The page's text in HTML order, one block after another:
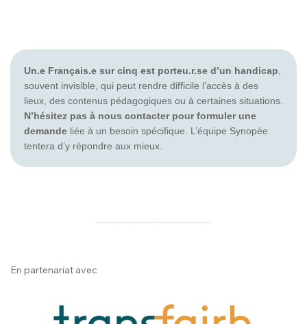
Un.e Français.e sur cinq est porteu.r.se d’un handicap
souvent invisible, qui peut rendre difficile l’accès à des
lieux, des contenus pédagogiques ou à certaines situations.
N’hésitez pas à nous contacter pour formuler une
demande liée à un besoin spécifique. L’équipe Synopée
tentera d’y répondre aux mieux.
En partenariat avec